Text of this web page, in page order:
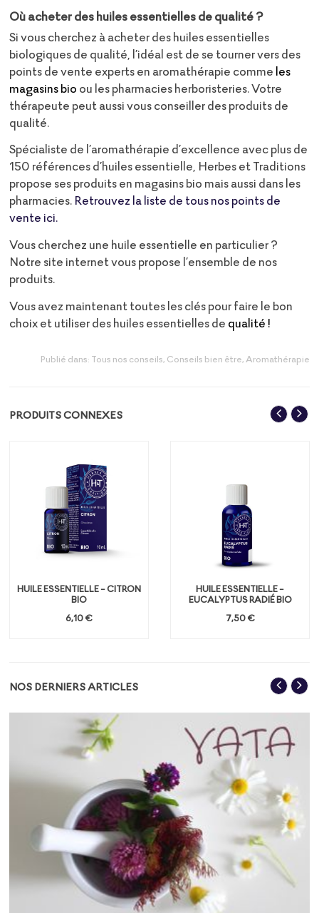
Où acheter des huiles essentielles de qualité ?
Si vous cherchez à acheter des huiles essentielles
biologiques de qualité, l’idéal est de se tourner vers des
points de vente experts en aromathérapie comme les
magasins bio ou les pharmacies herboristeries. Votre
thérapeute peut aussi vous conseiller des produits de
qualité.
Spécialiste de l’aromathérapie d’excellence avec plus de
150 références d’huiles essentielle, Herbes et Traditions
propose ses produits en magasins bio mais aussi dans les
pharmacies. Retrouvez la liste de tous nos points de
vente ici.
Vous cherchez une huile essentielle en particulier ?
Notre site internet vous propose l’ensemble de nos
produits.
Vous avez maintenant toutes les clés pour faire le bon
choix et utiliser des huiles essentielles de qualité !
Publié dans: Tous nos conseils, Conseils bien être,Aromathérapie
PRODUITS CONNEXES
HUILE ESSENTIELLE - CITRON
BIO
6,10 €
HUILE ESSENTIELLE -
EUCALYPTUS RADIÉ BIO
7,50 €
NOS DERNIERS ARTICLES